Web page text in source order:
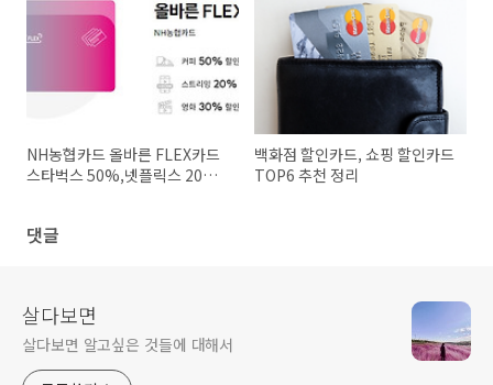
NH농협카드 올바른 FLEX카드
스타벅스 50%,넷플릭스 20%
백화점 할인카드, 쇼핑 할인카드
TOP6 추천 정리
댓글
살다보면
살다보면 알고싶은 것들에 대해서